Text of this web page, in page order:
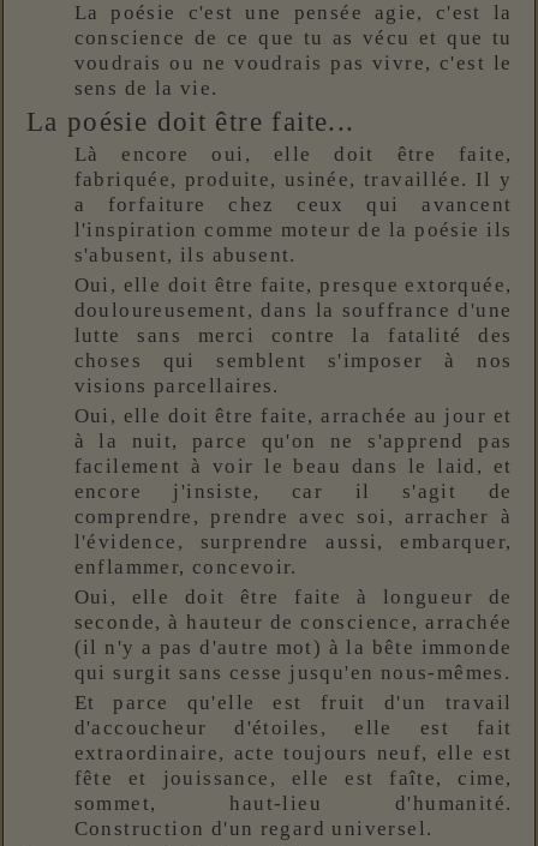
La poésie c'est une pensée agie, c'est la
conscience de ce que tu as vécu et que tu
voudrais ou ne voudrais pas vivre, c'est le
sens de la vie.
La poésie doit être faite...
Là encore oui, elle doit être faite,
fabriquée, produite, usinée, travaillée. Il y
a forfaiture chez ceux qui avancent
l'inspiration comme moteur de la poésie ils
s'abusent, ils abusent.
Oui, elle doit être faite, presque extorquée,
douloureusement, dans la souffrance d'une
lutte sans merci contre la fatalité des
choses qui semblent s'imposer à nos
visions parcellaires.
Oui, elle doit être faite, arrachée au jour et
à la nuit, parce qu'on ne s'apprend pas
facilement à voir le beau dans le laid, et
encore j'insiste, car il s'agit de
comprendre, prendre avec soi, arracher à
l'évidence, surprendre aussi, embarquer,
enflammer, concevoir.
Oui, elle doit être faite à longueur de
seconde, à hauteur de conscience, arrachée
(il n'y a pas d'autre mot) à la bête immonde
qui surgit sans cesse jusqu'en nous-mêmes.
Et parce qu'elle est fruit d'un travail
d'accoucheur d'étoiles, elle est fait
extraordinaire, acte toujours neuf, elle est
fête et jouissance, elle est faîte, cime,
sommet, haut-lieu d'humanité.
Construction d'un regard universel.